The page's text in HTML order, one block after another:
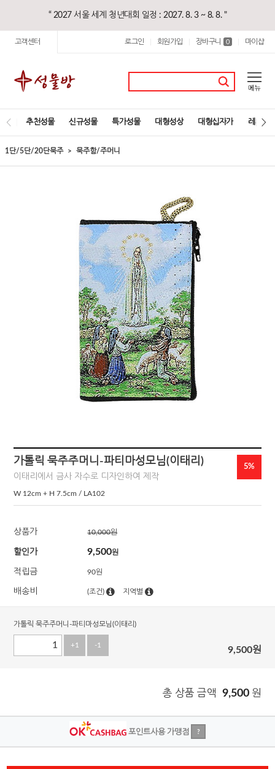
“ 2027 서울 세계 청년대회 일정 : 2027. 8. 3 ~ 8. 8. "
고객센터 로그인 회원가입 장바구니 0 마이샵
추천성물 신규성물 특가성물 대형성상 대형십자가 레지오
1단/5단/20단묵주 묵주함/주머니
가톨릭 묵주주머니-파티마성모님(이태리)
이태리에서 금사 자수로 디자인하여 제작
W 12cm + H 7.5cm / LA102
5%
상품가 10,000원
할인가 9,500원
적립금 90원
배송비 (조건) 지역별
가톨릭 묵주주머니-파티마성모님(이태리)
+1 -1 9,500원
총 상품 금액 9,500 원
포인트사용 가맹점 ?